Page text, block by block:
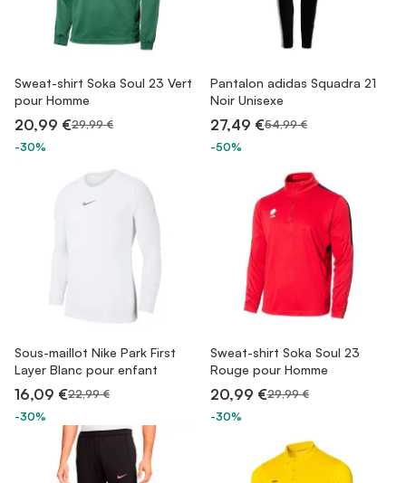
Sweat-shirt Soka Soul 23 Vert
pour Homme
20,99 €29,99 €
-30%
Pantalon adidas Squadra 21
Noir Unisexe
27,49 €54,99 €
-50%
Sous-maillot Nike Park First
Layer Blanc pour enfant
16,09 €22,99 €
-30%
Sweat-shirt Soka Soul 23
Rouge pour Homme
20,99 €29,99 €
-30%